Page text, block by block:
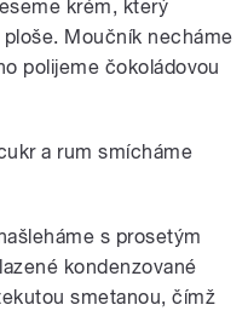
krém, který
Moučník necháme
polijeme čokoládovou
a rum smícháme
s prosetým
kondenzované
smetanou, čímž